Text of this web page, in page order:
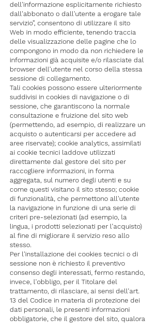
dell'informazione esplicitamente richiesto
dall'abbonato o dall'utente a erogare tale
servizio”, consentono di utilizzare il sito
Web in modo efficiente, tenendo traccia
delle visualizzazione delle pagine che lo
compongono in modo da non richiedere le
informazioni già acquisite e/o rilasciate dal
browser dell'utente nel corso della stessa
sessione di collegamento.
Tali cookies possono essere ulteriormente
suddivisi in cookies di navigazione o di
sessione, che garantiscono la normale
consultazione e fruizione del sito web
(permettendo, ad esempio, di realizzare un
acquisto o autenticarsi per accedere ad
aree riservate); cookie analytics, assimilati
ai cookie tecnici laddove utilizzati
direttamente dal gestore del sito per
raccogliere informazioni, in forma
aggregata, sul numero degli utenti e su
come questi visitano il sito stesso; cookie
di funzionalità, che permettono all'utente
la navigazione in funzione di una serie di
criteri pre-selezionati (ad esempio, la
lingua, i prodotti selezionati per l'acquisto)
al fine di migliorare il servizio reso allo
stesso.
Per l'installazione dei cookies tecnici o di
sessione non è richiesto il preventivo
consenso degli interessati, fermo restando,
invece, l'obbligo, per il Titolare del
trattamento, di rilasciare, ai sensi dell'art.
13 del Codice in materia di protezione dei
dati personali, le presenti informazioni
obbligatorie, che il gestore del sito, qualora